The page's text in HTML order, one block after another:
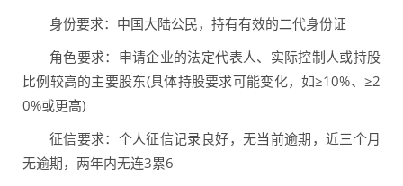
身份要求：中国大陆公民，持有有效的二代身份证
角色要求：申请企业的法定代表人、实际控制人或持股
比例较高的主要股东(具体持股要求可能变化，如≥10%、≥2
0%或更高)
征信要求：个人征信记录良好，无当前逾期，近三个月
无逾期，两年内无连3累6